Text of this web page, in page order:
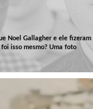
Noel Gallagher e ele fizeram
isso mesmo? Uma foto